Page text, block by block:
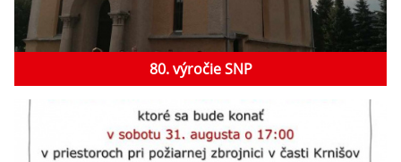
80. výročie SNP